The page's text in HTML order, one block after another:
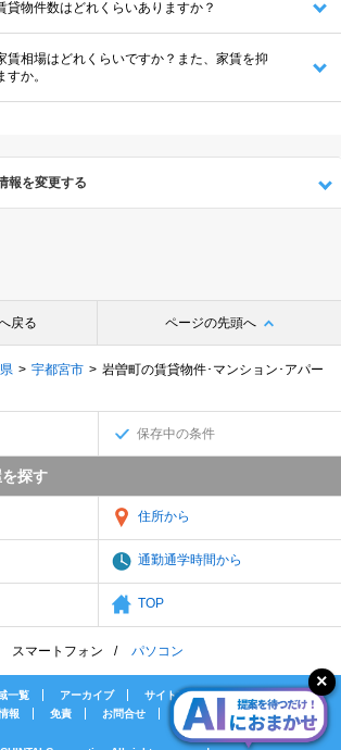
貸物件数はどれくらいありますか？
賃相場はどれくらいですか？また、家賃を抑
すか。
報を変更する
戻る ページの先頭へ
宇都宮市
岩曽町の賃貸物件･マンション･アパー
保存中の条件
探す
住所から
通勤通学時間から
TOP
スマートフォン パソコン
一覧 アーカイブ
サイトマップ
報
免責 お問合せ 会社案内